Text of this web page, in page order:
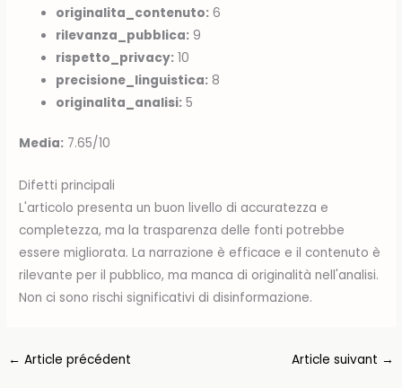
originalita_contenuto: 6
rilevanza_pubblica: 9
rispetto_privacy: 10
precisione_linguistica: 8
originalita_analisi: 5
Media: 7.65/10
Difetti principali
L'articolo presenta un buon livello di accuratezza e
completezza, ma la trasparenza delle fonti potrebbe
essere migliorata. La narrazione è efficace e il contenuto è
rilevante per il pubblico, ma manca di originalità nell'analisi.
Non ci sono rischi significativi di disinformazione.
← Article précédent Article suivant →